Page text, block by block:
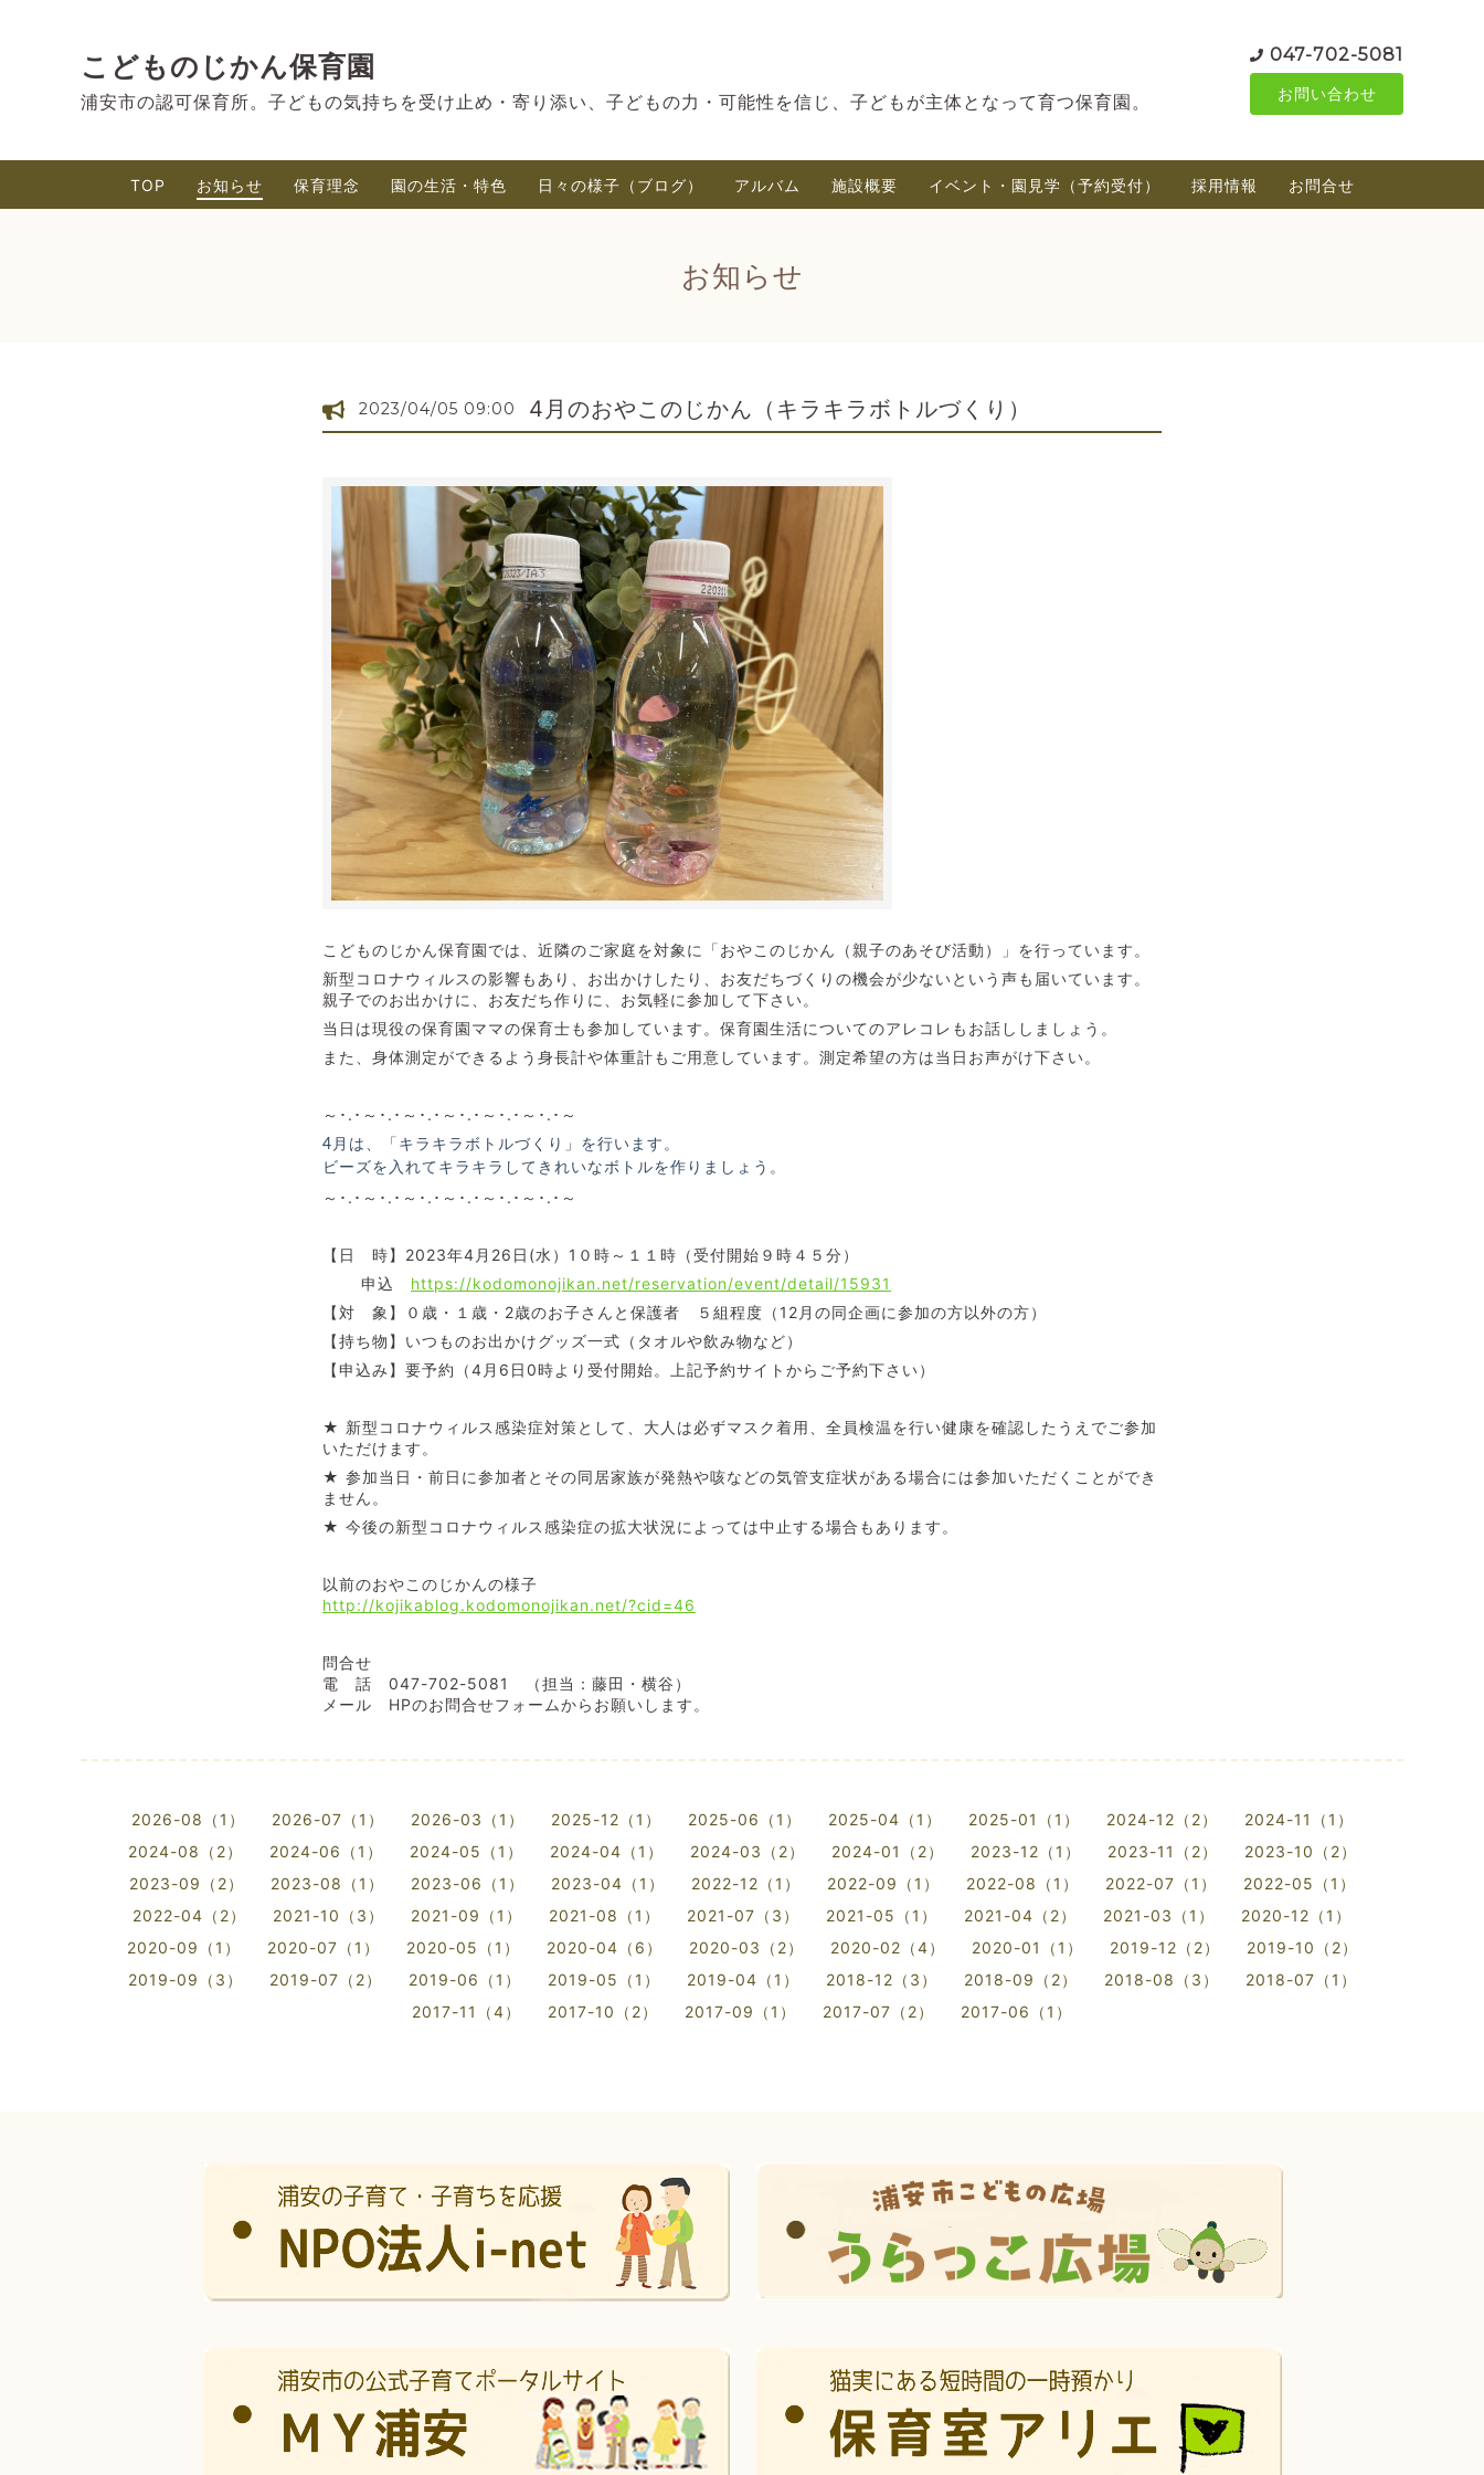
こどものじかん保育園
浦安市の認可保育所。子どもの気持ちを受け止め・寄り添い、子どもの力・可能性を信じ、子どもが主体となって育つ保育園。
047-702-5081
お問い合わせ
TOP お知らせ 保育理念 園の生活・特色 日々の様子（ブログ） アルバム 施設概要 イベント・園見学（予約受付） 採用情報 お問合せ
お知らせ
2023/04/05 09:00 4月のおやこのじかん（キラキラボトルづくり）
こどものじかん保育園では、近隣のご家庭を対象に「おやこのじかん（親子のあそび活動）」を行っています。
新型コロナウィルスの影響もあり、お出かけしたり、お友だちづくりの機会が少ないという声も届いています。
親子でのお出かけに、お友だち作りに、お気軽に参加して下さい。
当日は現役の保育園ママの保育士も参加しています。保育園生活についてのアレコレもお話ししましょう。
また、身体測定ができるよう身長計や体重計もご用意しています。測定希望の方は当日お声がけ下さい。
～･.･～･.･～･.･～･.･～･.･～･.･～
4月は、「キラキラボトルづくり」を行います。
ビーズを入れてキラキラしてきれいなボトルを作りましょう。
～･.･～･.･～･.･～･.･～･.･～･.･～
【日 時】2023年4月26日(水）1０時～１１時（受付開始９時４５分）
申込 https://kodomonojikan.net/reservation/event/detail/15931
【対 象】０歳・１歳・2歳のお子さんと保護者 ５組程度（12月の同企画に参加の方以外の方）
【持ち物】いつものお出かけグッズ一式（タオルや飲み物など）
【申込み】要予約（4月6日0時より受付開始。上記予約サイトからご予約下さい）
★ 新型コロナウィルス感染症対策として、大人は必ずマスク着用、全員検温を行い健康を確認したうえでご参加
いただけます。
★ 参加当日・前日に参加者とその同居家族が発熱や咳などの気管支症状がある場合には参加いただくことができ
ません。
★ 今後の新型コロナウィルス感染症の拡大状況によっては中止する場合もあります。
以前のおやこのじかんの様子
http://kojikablog.kodomonojikan.net/?cid=46
問合せ
電 話 047-702-5081 （担当：藤田・横谷）
メール HPのお問合せフォームからお願いします。
2026-08（1） 2026-07（1） 2026-03（1） 2025-12（1） 2025-06（1） 2025-04（1） 2025-01（1） 2024-12（2）
2024-11（1）
2024-08（2）
2024-06（1） 2024-05（1） 2024-04（1） 2024-03（2） 2024-01（2） 2023-12（1） 2023-11（2）
2023-10（2）
2023-09（2）
2023-08（1） 2023-06（1） 2023-04（1） 2022-12（1） 2022-09（1） 2022-08（1） 2022-07（1）
2022-05（1）
2022-04（2）
2021-10（3） 2021-09（1） 2021-08（1） 2021-07（3） 2021-05（1） 2021-04（2） 2021-03（1）
2020-12（1）
2020-09（1）
2020-07（1） 2020-05（1） 2020-04（6） 2020-03（2） 2020-02（4） 2020-01（1） 2019-12（2）
2019-10（2）
2019-09（3）
2019-07（2） 2019-06（1） 2019-05（1） 2019-04（1） 2018-12（3） 2018-09（2） 2018-08（3）
2018-07（1）
2017-11（4）
2017-10（2） 2017-09（1） 2017-07（2） 2017-06（1）